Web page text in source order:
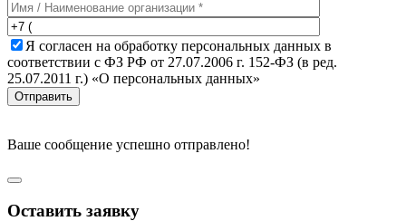
Я согласен на обработку персональных данных в
соответствии с ФЗ РФ от 27.07.2006 г. 152-ФЗ (в ред.
25.07.2011 г.) «О персональных данных»
Отправить
Ваше сообщение успешно отправлено!
Оставить заявку